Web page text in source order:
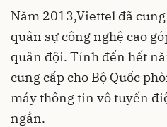
Năm 2013,Viettel đã
quân sự công nghệ cao
quân đội. Tính đến hết
cung cấp cho Bộ Quốc
máy thông tin vô tuyến
ngắn.